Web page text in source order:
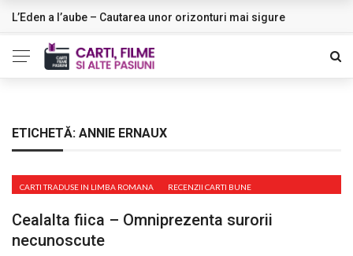
NOUTATI
L’Eden a I’aube – Cautarea unor orizonturi mai sigure
ETICHETĂ: ANNIE ERNAUX
CARTI TRADUSE IN LIMBA ROMANA RECENZII CARTI BUNE
Cealalta fiica – Omniprezenta surorii
necunoscute